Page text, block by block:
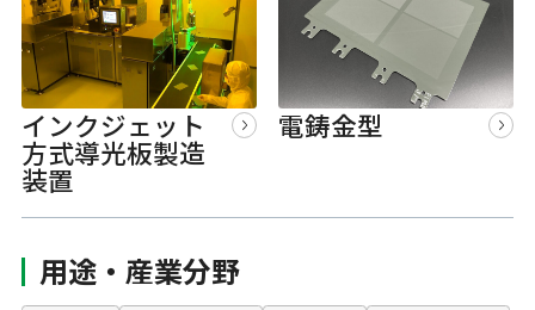
インクジェット
方式導光板製造
装置
電鋳金型
用途・産業分野